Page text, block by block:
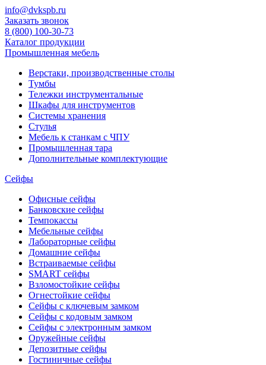
info@dvkspb.ru
Заказать звонок
8 (800) 100-30-73
Каталог продукции
Промышленная мебель
Верстаки, производственные столы
Тумбы
Тележки инструментальные
Шкафы для инструментов
Системы хранения
Стулья
Мебель к станкам с ЧПУ
Промышленная тара
Дополнительные комплектующие
Сейфы
Офисные сейфы
Банковские сейфы
Темпокассы
Мебельные сейфы
Лабораторные сейфы
Домашние сейфы
Встраиваемые сейфы
SMART сейфы
Взломостойкие сейфы
Огнестойкие сейфы
Сейфы с ключевым замком
Сейфы с кодовым замком
Сейфы с электронным замком
Оружейные сейфы
Депозитные сейфы
Гостиничные сейфы